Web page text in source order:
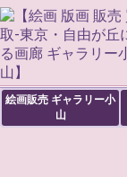
絵画販売 ギャラリー小
山